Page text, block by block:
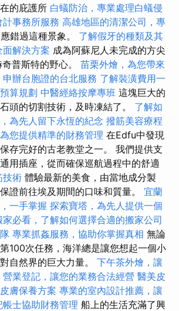
的庇護所 白蟻防治，專業處理白蟻侵
事務所服務 高雄地區的清潔公司，專
錯過這種景象。 了解假牙的種類及其
解決方案 成為阿蘇尼人未完成的方尖
普斯特的野心。 苗栗外燴，為您帶來
申辦台胞證的台北服務 了解裝潢費用一
算規劃 中醫經絡按摩專班 這塊巨大的
頭的切割技術，及時凍結了。 了解如
為先人留下永恆的紀念 撥筋美容療程
您提供精準的財務管理 在Edfu中發現
存完好的古老教堂之一。 我們提供支
用插座，從而確保巡航過程中的舒適
技術 體驗最新的美食，由當地成分製
證前往埃及期間的口味和質量。 宜蘭
一手掌握 探索寶塔，為先人提供一個
家必看，了解如何選擇合適的搬家公司
專業抓姦服務，協助你掌握真相 無論
100次任務，海洋總是讓您想起一個小
自然界的巨大力量。 下午茶外燴，讓
營業登記，讓您的業務合法經營 醫美皮
膚保養方案 專業的室內設計推薦，讓
帳士協助財務管理 船上的生活充滿了興